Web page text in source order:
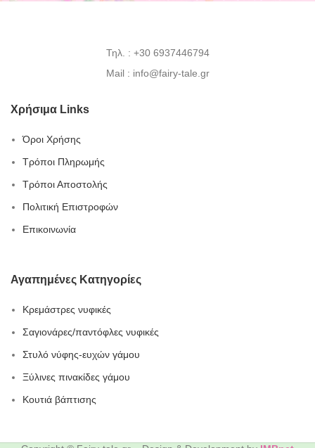
Τηλ. : +30 6937446794
Mail : info@fairy-tale.gr
Χρήσιμα Links
Όροι Χρήσης
Τρόποι Πληρωμής
Τρόποι Αποστολής
Πολιτική Επιστροφών
Επικοινωνία
Αγαπημένες Κατηγορίες
Κρεμάστρες νυφικές
Σαγιονάρες/παντόφλες νυφικές
Στυλό νύφης-ευχών γάμου
Ξύλινες πινακίδες γάμου
Κουτιά βάπτισης